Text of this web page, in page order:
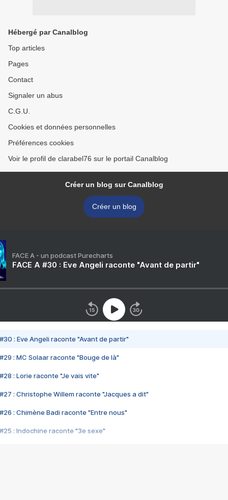
Hébergé par Canalblog
Top articles
Pages
Contact
Signaler un abus
C.G.U.
Cookies et données personnelles
Préférences cookies
Voir le profil de clarabel76 sur le portail Canalblog
Créer un blog sur Canalblog
Créer un blog
FACE A - un podcast Purecharts
FACE A #30 : Eve Angeli raconte "Avant de partir"
#30 : Eve Angeli raconte "Avant de partir"
#29 : MC Solaar raconte "Bouge de là"
#28 : Lorie raconte "Je vais vite"
#27 : Christophe Willem raconte "Jacques a dit"
#26 : Chimène Badi raconte "Entre nous"
#25 : Indochine raconte "3e sexe"